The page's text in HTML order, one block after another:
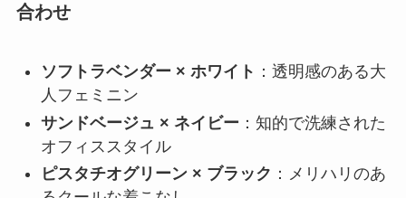
合わせ
ソフトラベンダー × ホワイト ：透明感のある大
人フェミニン
サンドベージュ × ネイビー ：知的で洗練された
オフィススタイル
ピスタチオグリーン × ブラック ：メリハリのあ